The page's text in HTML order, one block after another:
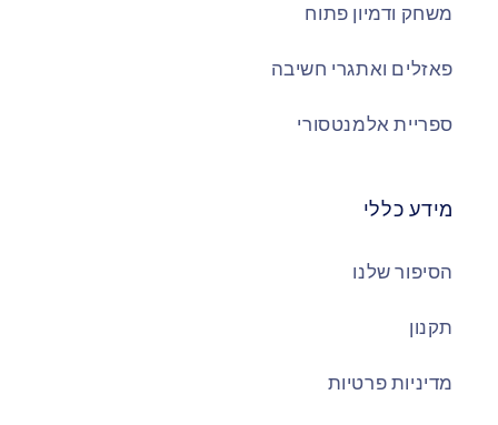
משחק ודמיון פתוח
פאזלים ואתגרי חשיבה
ספריית אלמנטסורי
מידע כללי
הסיפור שלנו
תקנון
מדיניות פרטיות